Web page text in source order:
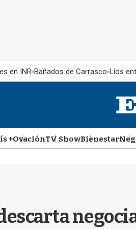
en INR Bañados de Carrasco Líos
+OvaciónTV ShowBienestar